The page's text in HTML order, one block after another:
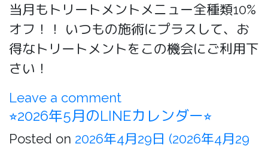
当月もトリートメントメニュー全種類10%
オフ！！ いつもの施術にプラスして、お
得なトリートメントをこの機会にご利用下
さい！
Leave a comment
⭐︎2026年5月のLINEカレンダー⭐︎
Posted on 2026年4月29日 (2026年4月29